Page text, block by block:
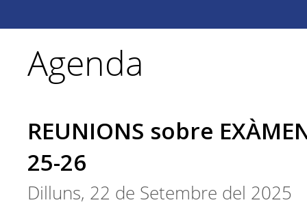
Agenda
REUNIONS sobre
25-26
Dilluns, 22 de Setembre del 2025